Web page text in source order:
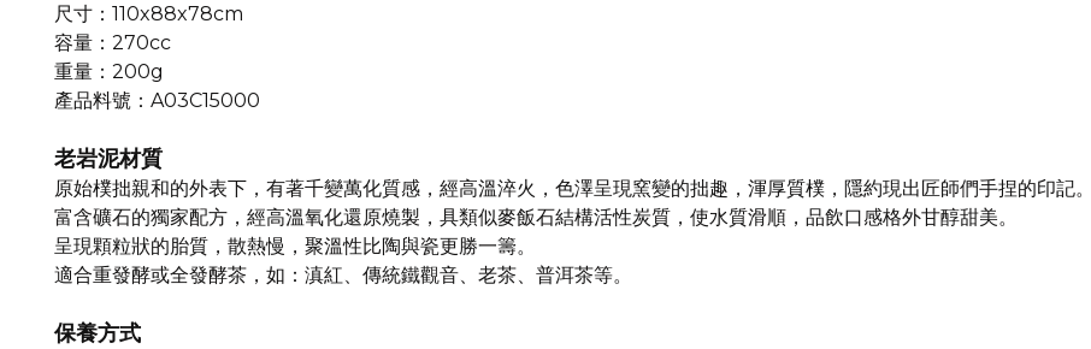
尺寸： 110x88x78cm
容量： 270cc
重量： 200g
產品料號： A03C15000
老岩泥材質
原始樸拙親和的外表下，有著千變萬化質感， 經高溫淬火，色澤呈現窯變的拙趣， 渾厚質樸，隱約現出匠師們手捏的印記。
富含礦石的獨家配方，經高溫氧化還原燒製， 具類似麥飯石結構活性炭質， 使水質滑順，品飲口感格外甘醇甜美。
呈現顆粒狀的胎質，散熱慢， 聚溫性比陶與瓷更勝一籌。
適合重發酵或全發酵茶， 如：滇紅、傳統鐵觀音、老茶、普洱茶等。
保養方式